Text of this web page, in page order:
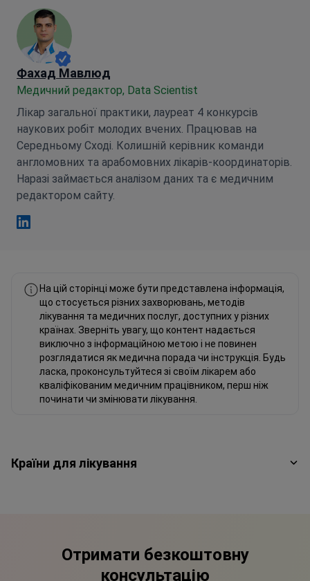
Фахад Мавлюд
Медичний редактор, Data Scientist
Лікар загальної практики, лауреат 4 конкурсів
наукових робіт молодих вчених. Працював на
Середньому Сході. Колишній керівник команди
англомовних та арабомовних лікарів-координаторів.
Наразі займається аналізом даних та є медичним
редактором сайту.
На цій сторінці може бути представлена інформація,
що стосується різних захворювань, методів
лікування та медичних послуг, доступних у різних
країнах. Зверніть увагу, що контент надається
виключно з інформаційною метою і не повинен
розглядатися як медична порада чи інструкція. Будь
ласка, проконсультуйтеся зі своїм лікарем або
кваліфікованим медичним працівником, перш ніж
починати чи змінювати лікування.
Країни для лікування
Отримати безкоштовну
консультацію